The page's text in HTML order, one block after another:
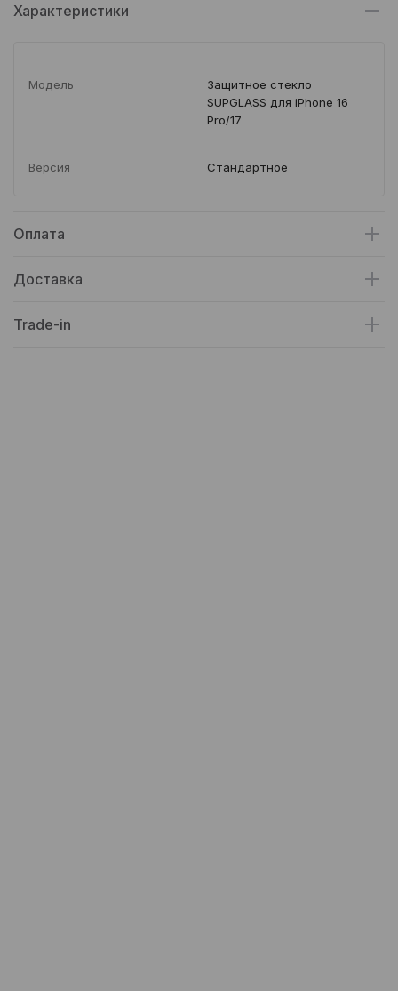
Характеристики
Модель
Защитное стекло
SUPGLASS для iPhone 16
Pro/17
Версия Стандартное
Оплата
Доставка
Trade-in